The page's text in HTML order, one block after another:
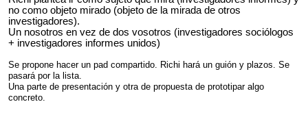
no como objeto mirado (objeto de la mirada de otros
investigadores).
Un nosotros en vez de dos vosotros (investigadores sociólogos
+ investigadores informes unidos)
Se propone hacer un pad compartido. Richi hará un guión y plazos. Se
pasará por la lista.
Una parte de presentación y otra de propuesta de prototipar algo
concreto.